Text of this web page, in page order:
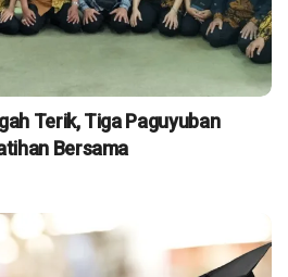
Terik, Tiga Paguyuban
Bersama